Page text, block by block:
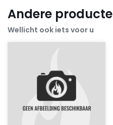
Andere
Wellicht ook iets voor u